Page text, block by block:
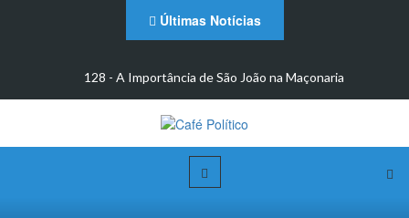
Últimas Notícias
128 - A Importância de São João na Maçonaria